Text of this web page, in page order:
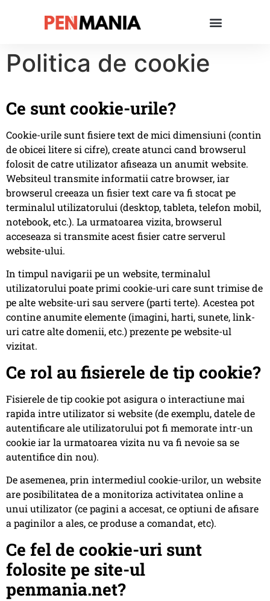
Politica de cookie
Ce sunt cookie-urile?
Cookie-urile sunt fisiere text de mici dimensiuni (contin
de obicei litere si cifre), create atunci cand browserul
folosit de catre utilizator afiseaza un anumit website.
Websiteul transmite informatii catre browser, iar
browserul creeaza un fisier text care va fi stocat pe
terminalul utilizatorului (desktop, tableta, telefon mobil,
notebook, etc.). La urmatoarea vizita, browserul
acceseaza si transmite acest fisier catre serverul
website-ului.
In timpul navigarii pe un website, terminalul
utilizatorului poate primi cookie-uri care sunt trimise de
pe alte website-uri sau servere (parti terte). Acestea pot
contine anumite elemente (imagini, harti, sunete, link-
uri catre alte domenii, etc.) prezente pe website-ul
vizitat.
Ce rol au fisierele de tip cookie?
Fisierele de tip cookie pot asigura o interactiune mai
rapida intre utilizator si website (de exemplu, datele de
autentificare ale utilizatorului pot fi memorate intr-un
cookie iar la urmatoarea vizita nu va fi nevoie sa se
autentifice din nou).
De asemenea, prin intermediul cookie-urilor, un website
are posibilitatea de a monitoriza activitatea online a
unui utilizator (ce pagini a accesat, ce optiuni de afisare
a paginilor a ales, ce produse a comandat, etc).
Ce fel de cookie-uri sunt
folosite pe site-ul
penmania.net?